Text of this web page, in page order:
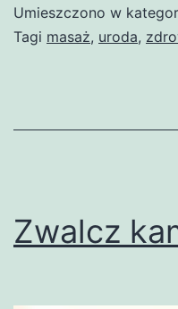
Umieszczono w
Tagi masaż, uroda,
Zwalcz